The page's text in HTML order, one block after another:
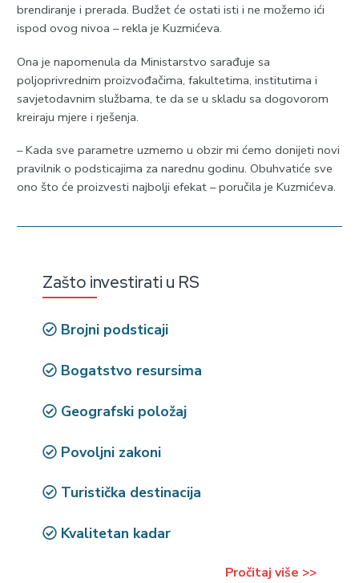
brendiranje i prerada. Budžet će ostati isti i ne možemo ići
ispod ovog nivoa – rekla je Kuzmićeva.
Ona je napomenula da Ministarstvo sarađuje sa
poljoprivrednim proizvođačima, fakultetima, institutima i
savjetodavnim službama, te da se u skladu sa dogovorom
kreiraju mjere i rješenja.
– Kada sve parametre uzmemo u obzir mi ćemo donijeti novi
pravilnik o podsticajima za narednu godinu. Obuhvatiće sve
ono što će proizvesti najbolji efekat – poručila je Kuzmićeva.
Zašto investirati u RS
Brojni podsticaji
Bogatstvo resursima
Geografski položaj
Povoljni zakoni
Turistička destinacija
Kvalitetan kadar
Pročitaj više >>